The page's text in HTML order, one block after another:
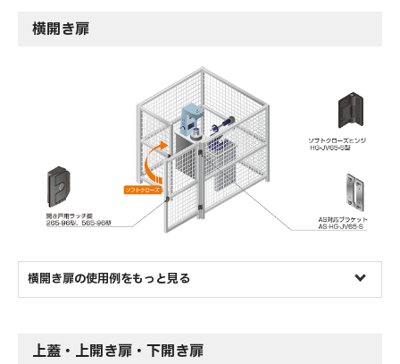
横開き扉
横開き扉の使用例をもっと見る
上蓋・上開き扉・下開き扉